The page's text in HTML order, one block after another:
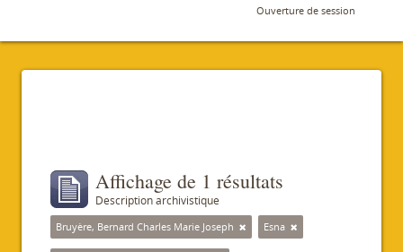
Ouverture de session
Affichage de 1 résultats
Description archivistique
Bruyère, Bernard Charles Marie Joseph Esna